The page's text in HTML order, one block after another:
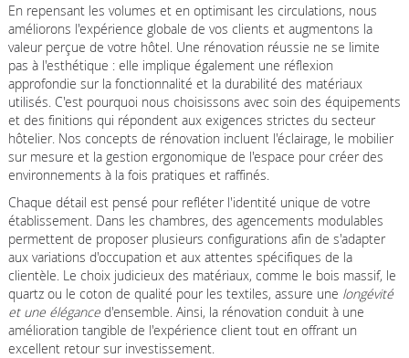
En repensant les volumes et en optimisant les circulations, nous
améliorons l'expérience globale de vos clients et augmentons la
valeur perçue de votre hôtel. Une rénovation réussie ne se limite
pas à l'esthétique : elle implique également une réflexion
approfondie sur la fonctionnalité et la durabilité des matériaux
utilisés. C'est pourquoi nous choisissons avec soin des équipements
et des finitions qui répondent aux exigences strictes du secteur
hôtelier. Nos concepts de rénovation incluent l'éclairage, le mobilier
sur mesure et la gestion ergonomique de l'espace pour créer des
environnements à la fois pratiques et raffinés.
Chaque détail est pensé pour refléter l'identité unique de votre
établissement. Dans les chambres, des agencements modulables
permettent de proposer plusieurs configurations afin de s'adapter
aux variations d'occupation et aux attentes spécifiques de la
clientèle. Le choix judicieux des matériaux, comme le bois massif, le
quartz ou le coton de qualité pour les textiles, assure une longévité
et une éléganced'ensemble. Ainsi, la rénovation conduit à une
amélioration tangible de l'expérience client tout en offrant un
excellent retour sur investissement.